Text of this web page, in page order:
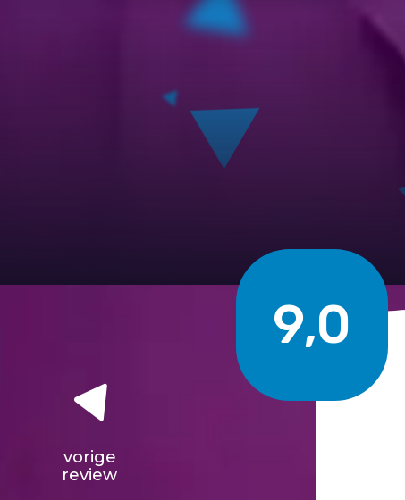
9,0
vorige
review